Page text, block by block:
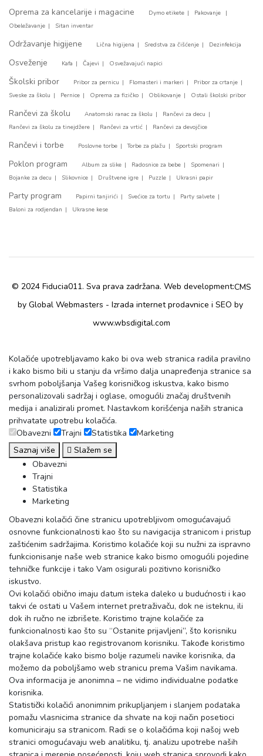
Oprema za kancelarije i magacine Dymo etikete
Pakovanje
Obeležavanje
Sitan inventar
Održavanje higijene Lična higijena Sredstva za čišćenje Dezinfekcija
Osveženje Kafa Čajevi Osvežavajući napici
Školski pribor Pribor za pernicu Flomasteri i markeri
Pribor za crtanje
Sveske za školu
Pernice Oprema za fizičko Oblikovanje Ostali školski pribor
Rančevi za školu Anatomski ranac za školu
Rančevi za decu
Rančevi za školu za tinejdžere
Rančevi za vrtić Rančevi za devojčice
Rančevi i torbe Poslovne torbe Torbe za plažu Sportski program
Poklon program Album za slike Radosnice za bebe
Spomenari
Bojanke za decu
Slikovnice Društvene igre Puzzle Ukrasni papir
Party program Papirni tanjirići Svećice za tortu
Party salvete
Baloni za rodjendan
Ukrasne kese
© 2024 Fiducia011. Sva prava zadržana. Web development:CMS
by Global Webmasters - Izrada internet prodavnice i SEO by
www.wbsdigital.com
Kolačiće upotrebljavamo kako bi ova web stranica radila pravilno
i kako bismo bili u stanju da vršimo dalja unapređenja stranice sa
svrhom poboljšanja Vašeg korisničkog iskustva, kako bismo
personalizovali sadržaj i oglase, omogućili značaj društvenih
medija i analizirali promet. Nastavkom korišćenja naših stranica
prihvatate upotrebu kolačića.
Obavezni
Trajni Statistika
Marketing
Saznaj više
Slažem se
Obavezni
Trajni
Statistika
Marketing
Obavezni kolačići čine stranicu upotrebljivom omogućavajući
osnovne funkcionalnosti kao što su navigacija stranicom i pristup
zaštićenim sadržajima. Koristimo kolačiće koji su nužni za ispravno
funkcionisanje naše web stranice kako bismo omogućili pojedine
tehničke funkcije i tako Vam osigurali pozitivno korisničko
iskustvo.
Ovi kolačići obično imaju datum isteka daleko u budućnosti i kao
takvi će ostati u Vašem internet pretraživaču, dok ne isteknu, ili
dok ih ručno ne izbrišete. Koristimo trajne kolačiće za
funkcionalnosti kao što su “Ostanite prijavljeni”, što korisniku
olakšava pristup kao registrovanom korisniku. Takođe koristimo
trajne kolačiće kako bismo bolje razumeli navike korisnika, da
možemo da poboljšamo web stranicu prema Vašim navikama.
Ova informacija je anonimna – ne vidimo individualne podatke
korisnika.
Statistički kolačići anonimnim prikupljanjem i slanjem podataka
pomažu vlasnicima stranice da shvate na koji način posetioci
komuniciraju sa stranicom. Radi se o kolačićima koji našoj web
stranici omogućavaju web analitiku, tj. analizu upotrebe naših